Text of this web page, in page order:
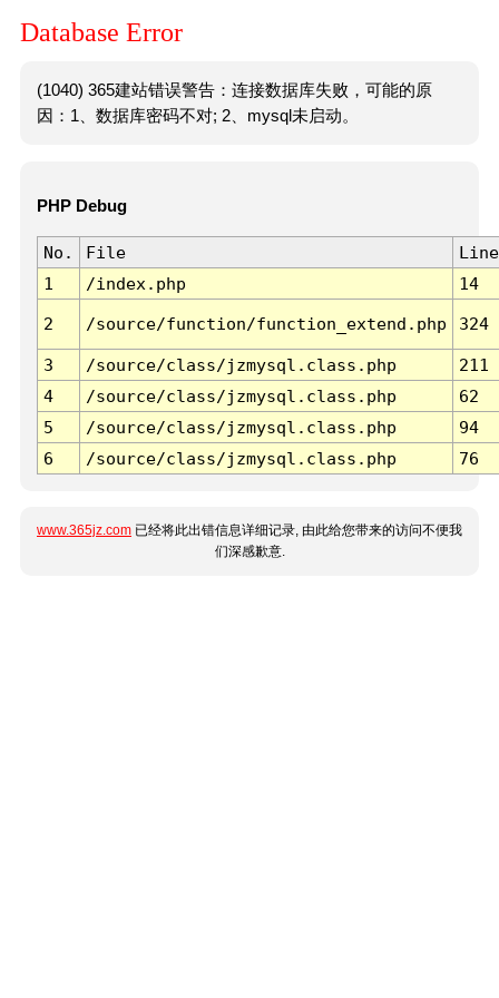
Database Error
(1040) 365建站错误警告：连接数据库失败，可能的原
因：1、数据库密码不对; 2、mysql未启动。
PHP Debug
No. File
Line
1
/index.php 14
2 /source/function/function_extend.php 324
3 /source/class/jzmysql.class.php
211
4
/source/class/jzmysql.class.php
62
5
/source/class/jzmysql.class.php
94
6
/source/class/jzmysql.class.php 76
www.365jz.com 已经将此出错信息详细记录, 由此给您带来的访问不便我
们深感歉意.